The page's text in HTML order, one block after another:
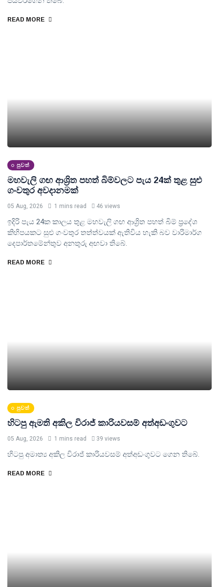
READ MORE
පුවත්
මහවැලි ගඟ ආශ්‍රිත පහත් බිම්වලට පැය 24ක් තුළ සුළු
ගංවතුර අවදානමක්
05 Aug, 2026 1 mins read 46 views
ඉදිරි පැය 24ක කාලය තුළ මහවැලි ගඟ ආශ්‍රිත පහත් බිම් ප්‍රදේශ
කිහිපයකට සුළු ගංවතුර තත්ත්වයක් ඇතිවිය හැකි බව වාරිමාර්ග
දෙපාර්තමේන්තුව අනතුරු අඟවා තිබේ.
READ MORE
පුවත්
හිටපු ඇමති අකිල විරාජ් කාරියවසම් අත්අඩංගුවට
05 Aug, 2026 1 mins read 39 views
හිටපු අමාත්‍ය අකිල විරාජ් කාරියවසම් අත්අඩංගුවට ගෙන තිබේ.
READ MORE